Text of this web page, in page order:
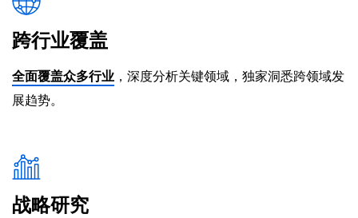
跨行业覆盖
全面覆盖众多行业 ，深度分析关键领域，独家洞悉跨领域发
展趋势。
战略研究